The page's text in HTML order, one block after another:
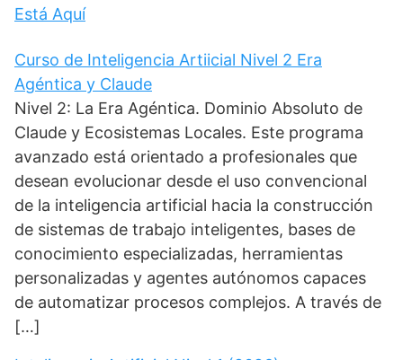
Está Aquí
Curso de Inteligencia Artiicial Nivel 2 Era
Agéntica y Claude
Nivel 2: La Era Agéntica. Dominio Absoluto de
Claude y Ecosistemas Locales. Este programa
avanzado está orientado a profesionales que
desean evolucionar desde el uso convencional
de la inteligencia artificial hacia la construcción
de sistemas de trabajo inteligentes, bases de
conocimiento especializadas, herramientas
personalizadas y agentes autónomos capaces
de automatizar procesos complejos. A través de
[…]